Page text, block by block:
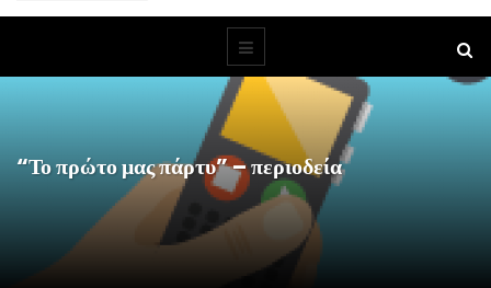
“Το πρώτο μας πάρτυ” – περιοδεία